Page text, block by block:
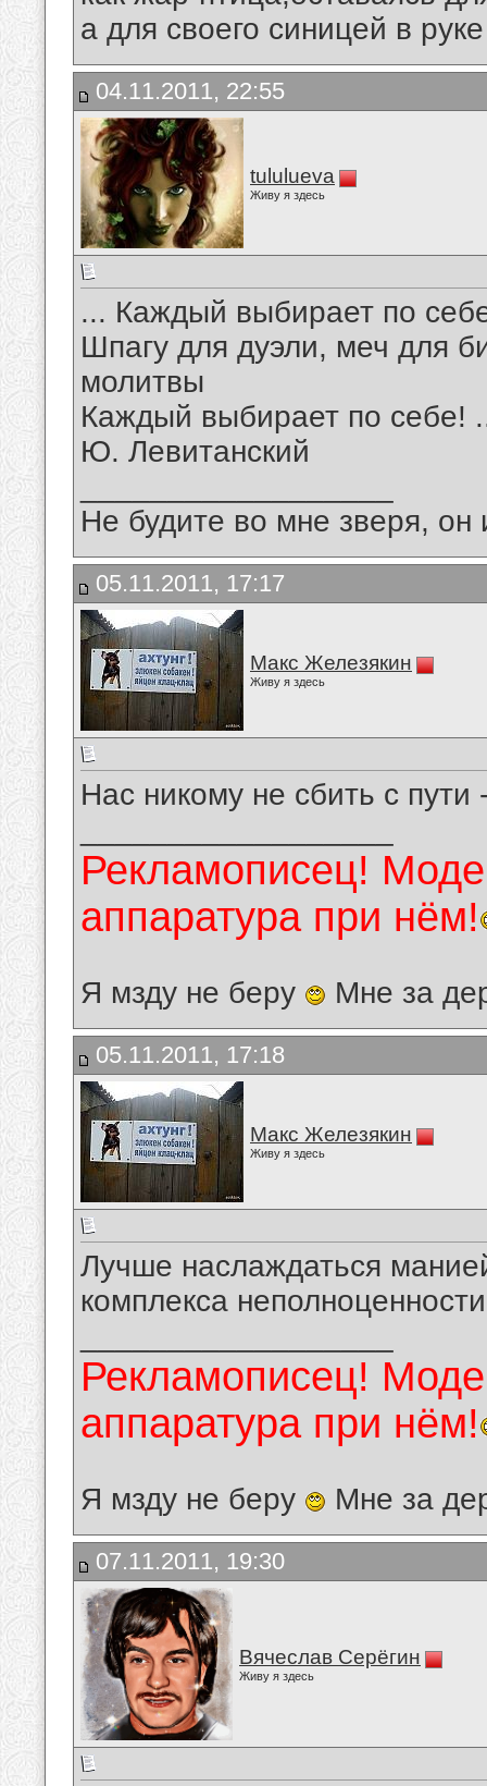
а для своего синицей в
04.11.2011, 22:55
tululueva
Живу я здесь
... Каждый выбирает по
Шпагу для дуэли, меч для
молитвы
Каждый выбирает по себе!
Ю. Левитанский
Не будите во мне зверя, он
05.11.2011, 17:17
Макс Железякин
Живу я здесь
Нас никому не сбить с
Рекламописец!
аппаратура при нём!
Я мзду не беру Мне за
05.11.2011, 17:18
Макс Железякин
Живу я здесь
Лучше наслаждаться
комплекса
Рекламописец!
аппаратура при нём!
Я мзду не беру Мне за
07.11.2011, 19:30
Вячеслав Серёгин
Живу я здесь